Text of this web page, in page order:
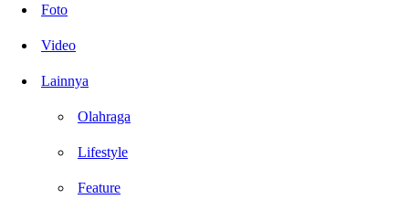
Foto
Video
Lainnya
Olahraga
Lifestyle
Feature